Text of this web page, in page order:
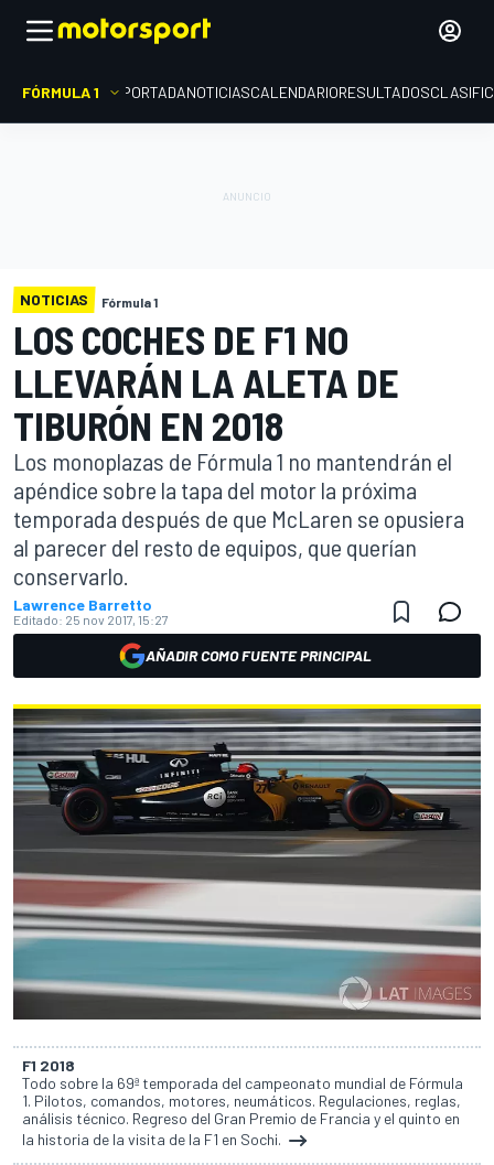
FÓRMULA 1 PORTADANOTICIASCALENDARIORESULTADOS
NOTICIAS Fórmula 1
LOS COCHES DE F1 NO
LLEVARÁN LA ALETA DE
TIBURÓN EN 2018
Los monoplazas de Fórmula 1 no mantendrán el
apéndice sobre la tapa del motor la próxima
temporada después de que McLaren se opusiera
al parecer del resto de equipos, que querían
conservarlo.
Lawrence Barretto
Editado: 25 nov 2017, 15:27
AÑADIR COMO FUENTE PRINCIPAL
F1 2018
Todo sobre la 69ª temporada del campeonato mundial de Fórmula
1. Pilotos, comandos, motores, neumáticos. Regulaciones, reglas,
análisis técnico. Regreso del Gran Premio de Francia y el quinto en
la historia de la visita de la F1 en Sochi.